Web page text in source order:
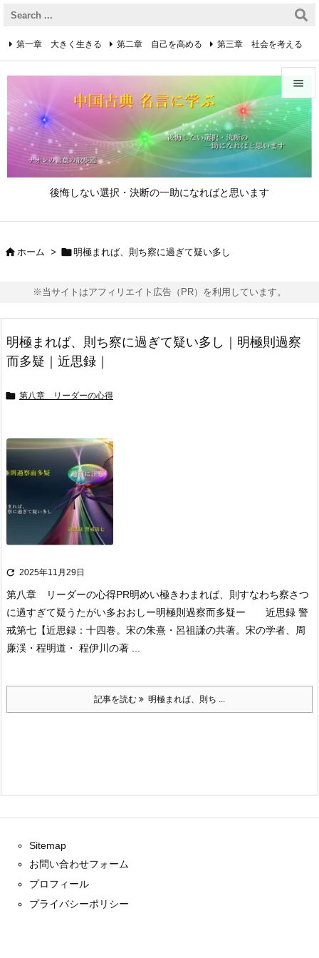
後悔しない選択・決断の一助になればと思います


メニュ

第一章 大きく生きる 第二章 自己を高める 第三章 社会を考える
第四章 着実に生きる 第五章 逆境を乗り越えるための心得
第六章 成功の心得 第七章 人と接するための心得
第八章 リーダーの心得
 ホーム >  明極まれば、則ち察に過ぎて疑い多し
※当サイトはアフィリエイト広告（PR）を利用しています。
明極まれば、則ち察に過ぎて疑い多し｜明極則過察
而多疑｜近思録｜
 第八章 リーダーの心得
 2025年11月29日
第八章 リーダーの心得PR明めい極きわまれば、則すなわち察さつ
に過すぎて疑うたがい多おおしー明極則過察而多疑ー 近思録 警
戒第七 【近思録：十四巻。宋の朱熹・呂祖謙の共著。宋の学者、周
廉渓・程明道・ 程伊川の著 ...
記事を読む 明極まれば、則ち ...
Sitemap
お問い合わせフォーム
プロフィール
プライバシーポリシー